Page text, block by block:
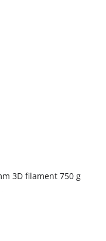
3D filament 750 g